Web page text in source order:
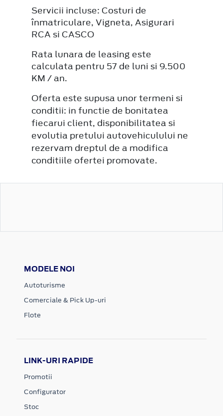
Servicii incluse: Costuri de
înmatriculare, Vigneta, Asigurari
RCA si CASCO
Rata lunara de leasing este
calculata pentru 57 de luni si 9.500
KM / an.
Oferta este supusa unor termeni si
conditii: in functie de bonitatea
fiecarui client, disponibilitatea si
evolutia pretului autovehiculului ne
rezervam dreptul de a modifica
conditiile ofertei promovate.
MODELE NOI
Autoturisme
Comerciale & Pick Up-uri
Flote
LINK-URI RAPIDE
Promotii
Configurator
Stoc